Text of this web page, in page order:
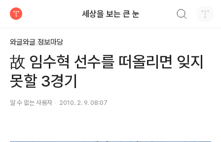
세상을 보는 큰 눈
와글와글 정보마당
故 임수혁 선수를 떠올리면 잊지
못할 3경기
알 수 없는 사용자 2010. 2. 9. 08:07